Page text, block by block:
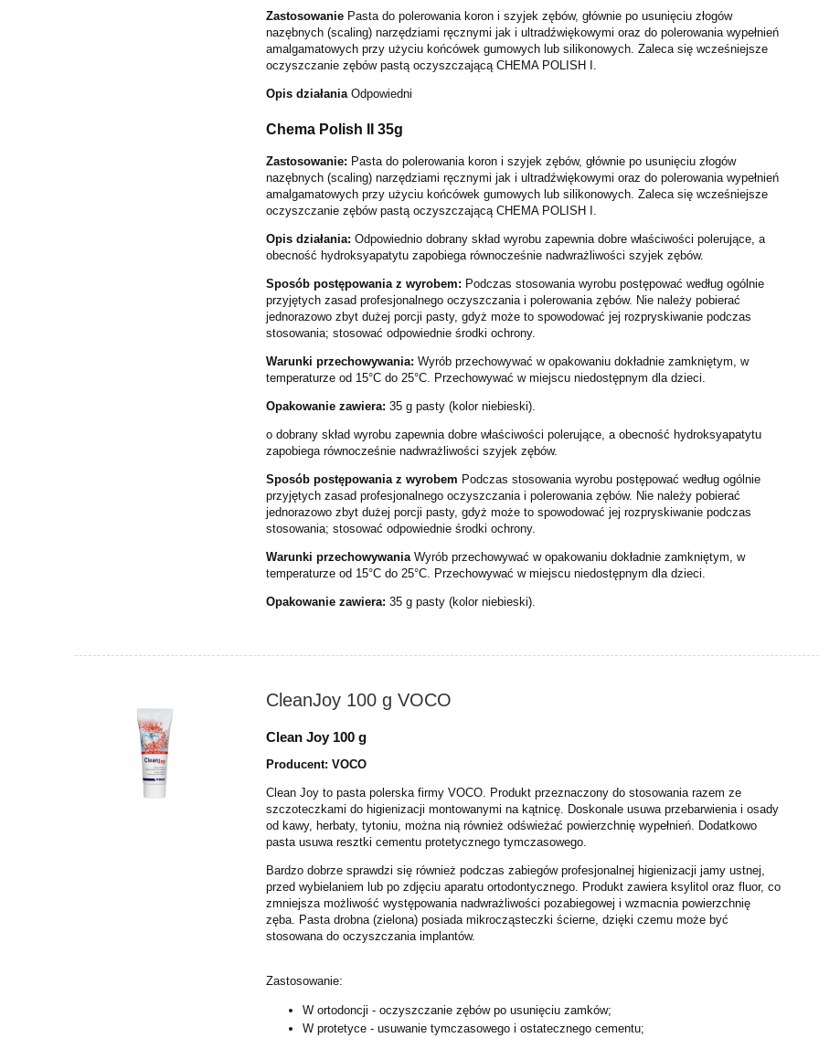
Zastosowanie Pasta do polerowania koron i szyjekzębów, głównie po usunięciu złogów
nazębnych (scaling) narzędziami ręcznymi jak i ultradźwiękowymi oraz do polerowania wypełnień
amalgamatowych przy użyciu końcówekgumowych lub silikonowych. Zaleca się wcześniejsze
oczyszczanie zębów pastą oczyszczającą CHEMA POLISH I .
Opis działania Odpowiedni
Chema Polish II 35g
Zastosowanie: Pasta do polerowania koron i szyjekzębów, głównie po usunięciu złogów
nazębnych (scaling) narzędziami ręcznymi jak i ultradźwiękowymi oraz do polerowania wypełnień
amalgamatowych przy użyciu końcówekgumowych lub silikonowych. Zaleca się wcześniejsze
oczyszczanie zębów pastą oczyszczającą CHEMA POLISH I
Opis działania: Odpowiednio dobrany skład wyrobu zapewnia dobre właściwości polerujące, a
obecność hydroksyapatytu zapobiega równocześnie nadwrażliwości szyjek zębów.
Sposób postępowania z wyrobem: Podczas stosowaniawyrobu postępować według ogólnie
przyjętych zasad profesjonalnego oczyszczania i polerowania zębów. Nie należy pobierać
jednorazowo zbyt dużejporcji pasty, gdyż może to spowodować jej rozpryskiwanie podczas
stosowania; stosować odpowiednie środki ochrony.
Warunki przechowywania: Wyrób przechowywać w opakowaniu dokładnie zamkniętym, w
temperaturze od 15°C do 25°C. Przechowywać w miejscu niedostępnym dla dzieci.
Opakowanie zawiera: 35 g pasty (kolor niebieski).
o dobrany skład wyrobu zapewnia dobre właściwości polerujące, a obecność hydroksyapatytu
zapobiega równocześnie nadwrażliwości szyjek zębów.
Sposób postępowania z wyrobem Podczas stosowaniawyrobu postępować według ogólnie
przyjętych zasad profesjonalnego oczyszczania i polerowania zębów. Nie należy pobierać
jednorazowo zbyt dużejporcji pasty, gdyż może to spowodować jej rozpryskiwanie podczas
stosowania; stosować odpowiednie środki ochrony.
Warunki przechowywania Wyrób przechowywać w opakowaniu dokładnie zamkniętym, w
temperaturze od 15°C do 25°C. Przechowywać w miejscu niedostępnym dla dzieci.
Opakowanie zawiera: 35 g pasty (kolor niebieski).
CleanJoy 100 g VOCO
Clean Joy 100 g
Producent: VOCO
Clean Joy to pasta polerska firmy VOCO. Produkt przeznaczony do stosowania razem ze
szczoteczkami do higienizacji montowanymi na kątnicę. Doskonale usuwa przebarwienia i osady
od kawy, herbaty, tytoniu, można nią również odświeżać powierzchnię wypełnień. Dodatkowo
pasta usuwa resztki cementu protetycznego tymczasowego.
Bardzo dobrze sprawdzi się również podczas zabiegów profesjonalnej higienizacji jamy ustnej,
przed wybielaniem lub po zdjęciu aparatu ortodontycznego. Produkt zawiera ksylitol oraz fluor, co
zmniejsza możliwość występowania nadwrażliwości pozabiegowej i wzmacnia powierzchnię
zęba. Pasta drobna (zielona) posiada mikrocząsteczki ścierne, dzięki czemu może być
stosowana do oczyszczania implantów.
Zastosowanie:
W ortodoncji - oczyszczanie zębów po usunięciu zamków;
W protetyce - usuwanie tymczasowego i ostatecznego cementu;